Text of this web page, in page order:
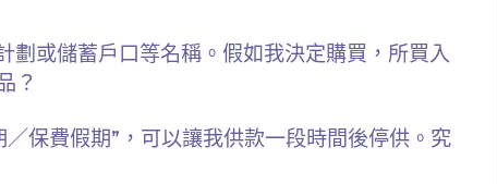
劃或儲蓄戶口等名稱。假如我決定購買，所買入
？
保費假期”，可以讓我供款一段時間後停供。究